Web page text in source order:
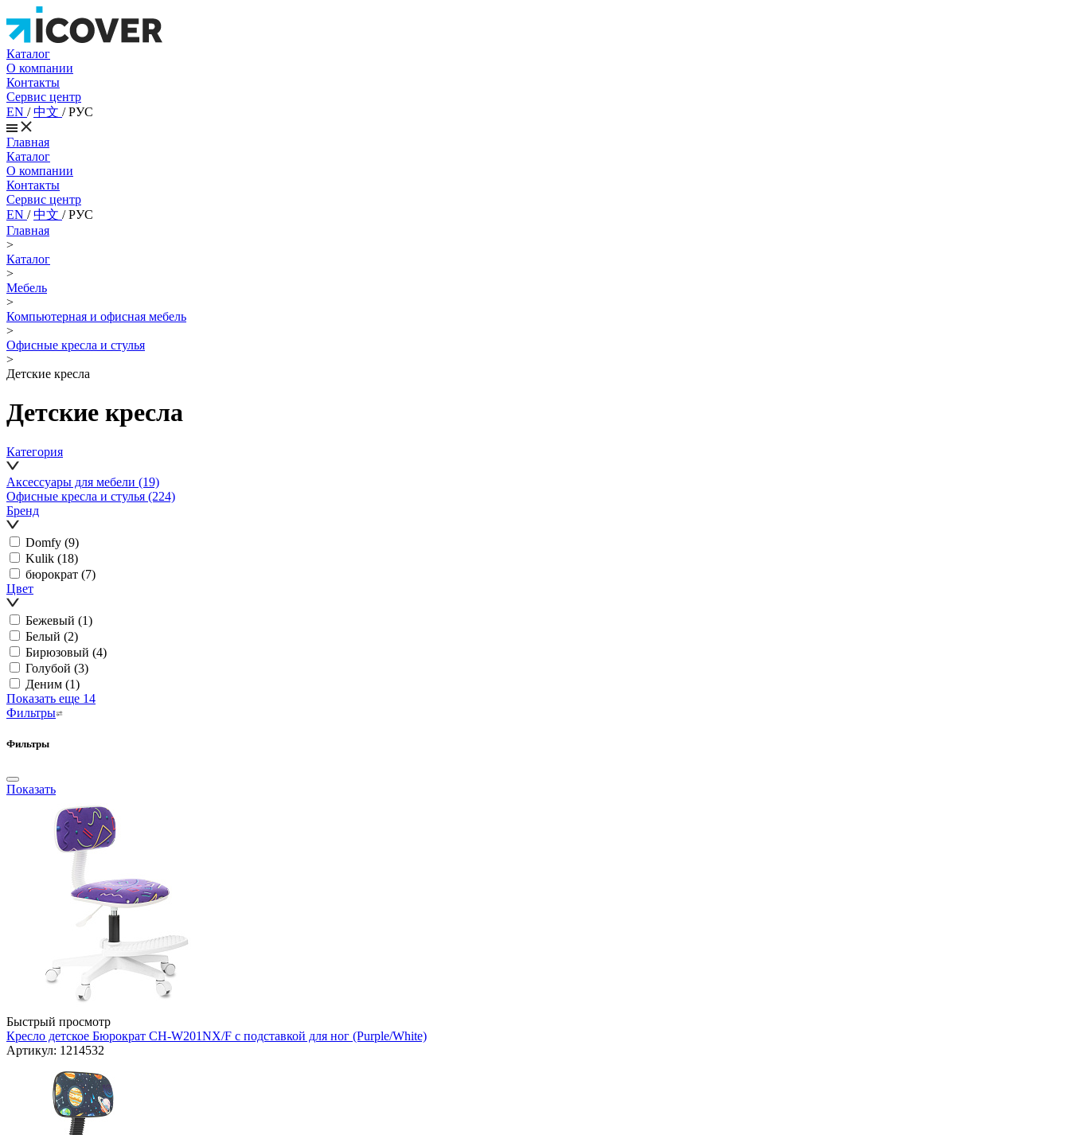
Каталог
О компании
Контакты
Сервис центр
EN /中文 /РУС
Главная
Каталог
О компании
Контакты
Сервис центр
EN /中文 /РУС
Главная
>
Каталог
>
Мебель
>
Компьютерная и офисная мебель
>
Офисные кресла и стулья
>
Детские кресла
Детские кресла
Категория
Аксессуары для мебели (19)
Офисные кресла и стулья (224)
Бренд
Domfy (9)
Kulik (18)
бюрократ (7)
Цвет
Бежевый (1)
Белый (2)
Бирюзовый (4)
Голубой (3)
Деним (1)
Показать еще 14
Фильтры
Фильтры
Показать
Быстрый просмотр
Кресло детское Бюрократ CH-W201NX/F с подставкой для ног (Purple/White)
Артикул: 1214532